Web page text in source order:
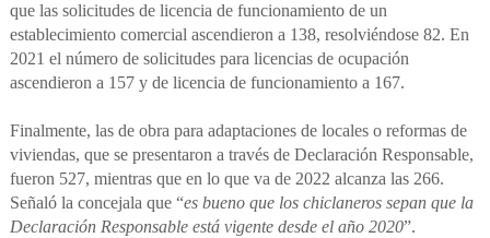
que las solicitudes de licencia de funcionamiento de un
establecimiento comercial ascendieron a 138, resolviéndose 82. En
2021 el número de solicitudes para licencias de ocupación
ascendieron a 157 y de licencia de funcionamiento a 167.
Finalmente, las de obra para adaptaciones de locales o reformas de
viviendas, que se presentaron a través de Declaración Responsable,
fueron 527, mientras que en lo que va de 2022 alcanza las 266.
Señaló la concejala que “es bueno que los chiclaneros sepan que la
Declaración Responsable está vigente desde el año 2020”.